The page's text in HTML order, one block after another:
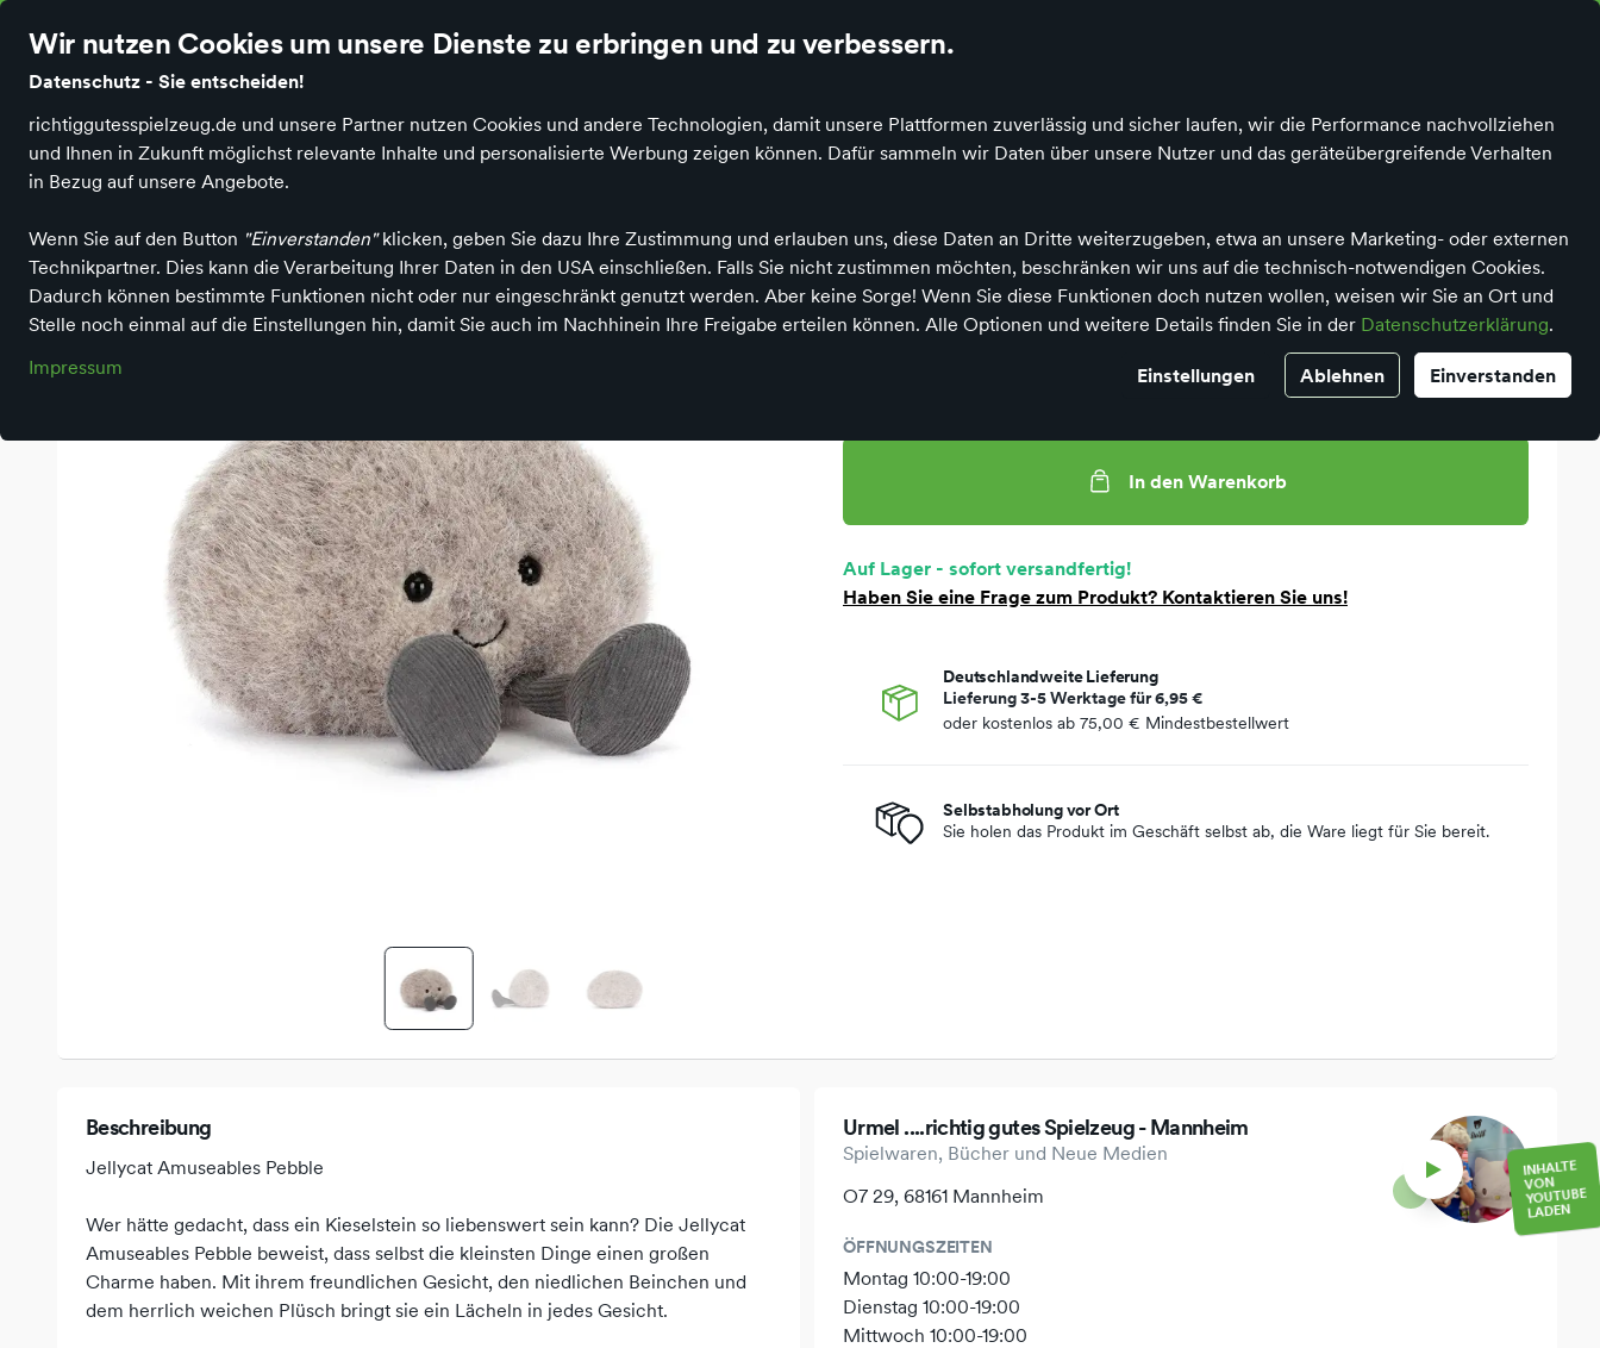
Wir nutzen Cookies um unsere Dienste zu erbringen und zu verbessern.
Datenschutz - Sie entscheiden!
richtiggutesspielzeug.de und unsere Partner nutzen Cookies und andere Technologien, damit unsere Plattformen zuverlässig und sicher laufen, wir die Performance nachvollziehen
und Ihnen in Zukunft möglichst relevante Inhalte und personalisierte Werbung zeigen können. Dafür sammeln wir Daten über unsere Nutzer und das geräteübergreifende Verhalten
in Bezug auf unsere Angebote.
Wenn Sie auf den Button "Einverstanden"klicken, geben Sie dazu Ihre Zustimmung und erlauben uns, diese Daten an Dritte weiterzugeben, etwa an unsere Marketing- oder externen
Technikpartner. Dies kann die Verarbeitung Ihrer Daten in den USA einschließen. Falls Sie nicht zustimmen möchten, beschränken wir uns auf die technisch-notwendigen Cookies.
Dadurch können bestimmte Funktionen nicht oder nur eingeschränkt genutzt werden. Aber keine Sorge! Wenn Sie diese Funktionen doch nutzen wollen, weisen wir Sie an Ort und
Stelle noch einmal auf die Einstellungen hin, damit Sie auch im Nachhinein Ihre Freigabe erteilen können. Alle Optionen und weitere Details finden Sie in der Datenschutzerklärung.
Impressum
Einstellungen Ablehnen Einverstanden
Richtig Gutes Spielzeug kaufen Spielen & Basteln Plüsch Jellycat Amuseables Pebble
Jellycat Amuseables Pebble
In den Warenkorb
Auf Lager - sofort versandfertig!
Haben Sie eine Frage zum Produkt? Kontaktieren Sie uns!
Deutschlandweite Lieferung
Lieferung 3-5 Werktage für6,95 €
oder kostenlos ab 75,00 € Mindestbestellwert
Selbstabholung vor Ort
Sie holen das Produkt im Geschäft selbst ab, die Ware liegt für Sie bereit.
Beschreibung
Jellycat Amuseables Pebble
Wer hätte gedacht, dass ein Kieselstein so liebenswert sein kann? Die Jellycat
Amuseables Pebble beweist, dass selbst die kleinsten Dinge einen großen
Charme haben. Mit ihrem freundlichen Gesicht, den niedlichen Beinchen und
dem herrlich weichen Plüsch bringt sie ein Lächeln in jedes Gesicht.
INHALTE
VON
YOUTUBE
LADEN
Urmel ....richtig gutes Spielzeug - Mannheim
Spielwaren, Bücher und Neue Medien
O7 29, 68161 Mannheim
ÖFFNUNGSZEITEN
Montag 10:00-19:00
Dienstag 10:00-19:00
Mittwoch 10:00-19:00